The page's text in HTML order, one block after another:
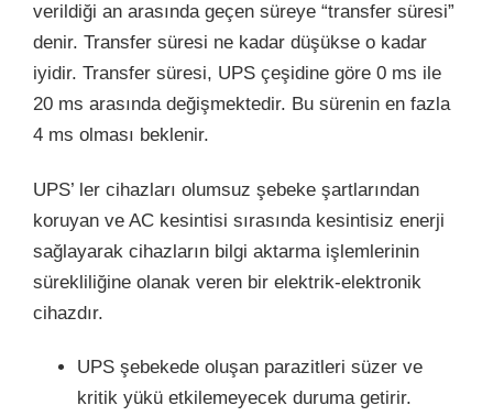
verildiği an arasında geçen süreye “transfer süresi”
denir. Transfer süresi ne kadar düşükse o kadar
iyidir. Transfer süresi, UPS çeşidine göre 0 ms ile
20 ms arasında değişmektedir. Bu sürenin en fazla
4 ms olması beklenir.
UPS’ ler cihazları olumsuz şebeke şartlarından
koruyan ve AC kesintisi sırasında kesintisiz enerji
sağlayarak cihazların bilgi aktarma işlemlerinin
sürekliliğine olanak veren bir elektrik-elektronik
cihazdır.
UPS şebekede oluşan parazitleri süzer ve
kritik yükü etkilemeyecek duruma getirir.